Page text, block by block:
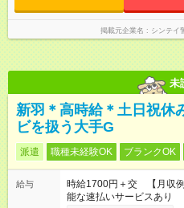
掲載元企業名 シンテイ
未
新羽＊高時給＊土日祝休
ビを扱う大手G
派遣 職種未経験OK ブランクOK
給与
時給1700円＋交 【月収
能な速払いサービスあり